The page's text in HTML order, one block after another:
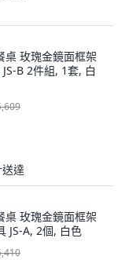
玫瑰金鏡面框架
B 2件組, 1套, 白
達
玫瑰金鏡面框架
JS-A, 2個, 白色